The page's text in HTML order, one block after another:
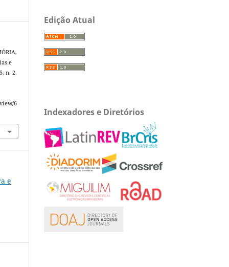
e
n. 2,
6
e
Edição Atual
Indexadores e Diretórios